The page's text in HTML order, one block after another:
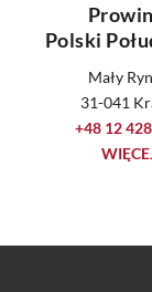
Polski
Mały
31-041
+48 12